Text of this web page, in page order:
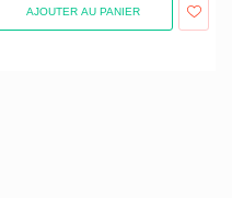
AJOUTER AU PANIER